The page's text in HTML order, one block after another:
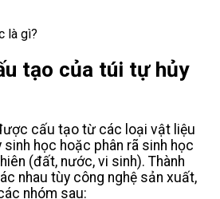
là gì?
tạo của túi tự hủy
cấu tạo từ các loại vật liệu
sinh học hoặc phân rã sinh học
(đất, nước, vi sinh). Thành
nhau tùy công nghệ sản xuất,
nhóm sau: